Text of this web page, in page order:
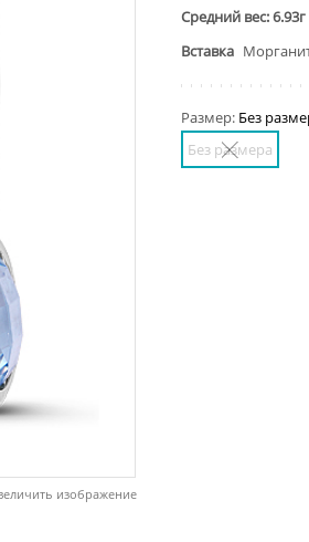
изображение
Средний вес: 6.93г
Вставка
Размер: Без
Без размера